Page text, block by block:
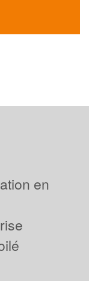
en